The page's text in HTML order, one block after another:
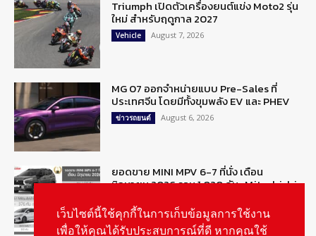
Triumph เปิดตัวเครื่องยนต์แข่ง Moto2 รุ่น
ใหม่ สำหรับฤดูกาล 2027
Vehicle August 7, 2026
MG 07 ออกจำหน่ายแบบ Pre-Sales ที่
ประเทศจีน โดยมีทั้งขุมพลัง EV และ PHEV
ข่าวรถยนต์ August 6, 2026
ยอดขาย MINI MPV 6-7 ที่นั่ง เดือน
มิถุนายน 2026 รวม 1,020 คัน : Mitsubishi
ข่าวรถยนต์ August 6, 2026
เว็บไซต์นี้ใช้คุกกี้ในการเก็บข้อมูลการใช้งาน
เพื่อให้คุณได้รับประสบการณ์ที่ดี หากคุณใช้